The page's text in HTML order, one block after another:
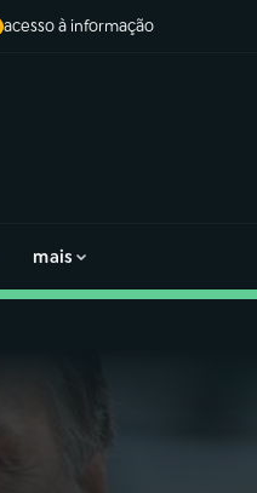
acesso à informação
mais